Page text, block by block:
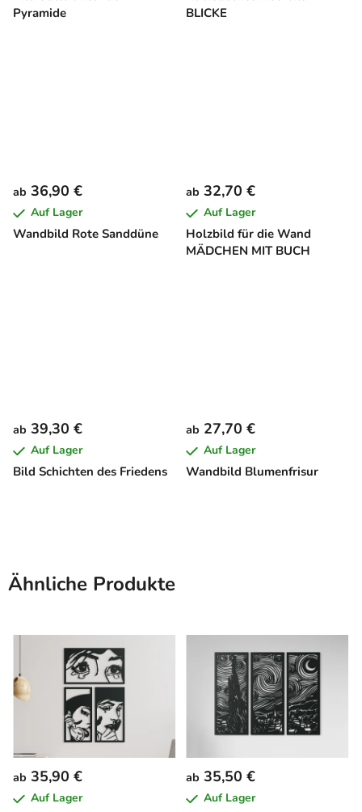
Pyramide
BLICKE
Wandbild Rote Sanddüne
ab 36,90 €
Auf Lager
Holzbild für die Wand
MÄDCHEN MIT BUCH
ab 32,70 €
Auf Lager
Bild Schichten des Friedens
ab 39,30 €
Auf Lager
Wandbild Blumenfrisur
ab 27,70 €
Auf Lager
Ähnliche Produkte
ab 35,90 €
Auf Lager
ab 35,50 €
Auf Lager